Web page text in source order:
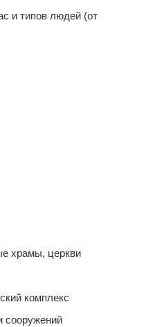
и типов людей (от
храмы, церкви
комплекс
сооружений